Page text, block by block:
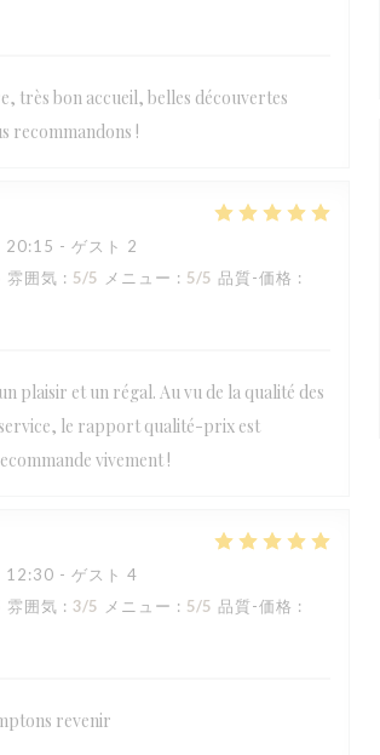
très bon accueil, belles découvertes
recommandons !
20:15 - ゲスト 2
雰囲気 : 5/5 メニュー : 5/5 品質-価格 :
plaisir et un régal. Au vu de la qualité des
le rapport qualité-prix est
vivement !
12:30 - ゲスト 4
雰囲気 : 3/5 メニュー : 5/5 品質-価格 :
revenir